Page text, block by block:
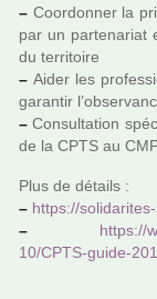
– Coordonner la
par un par­te­na­riat
du ter­ri­toire
– Aider les
garan­tir
– Consultation
de la CPTS au
Plus de détails :
– https://
–
https://
10/CPTS-guide-